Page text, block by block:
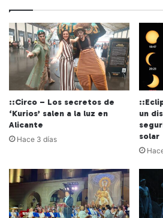
::Circo – Los secretos de
‘Kurios’ salen a la luz en
Alicante
Hace 3 días
un
solar